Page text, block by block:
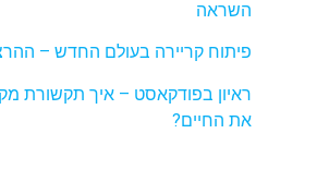
השראה
פיתוח קריירה בעולם החדש –
ראיון בפודקאסט – איך תקשורת
את החיים?